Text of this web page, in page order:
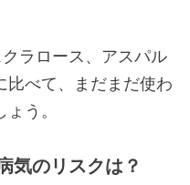
ラロース、アスパル
比べて、まだまだ使わ
う。
気のリスクは？